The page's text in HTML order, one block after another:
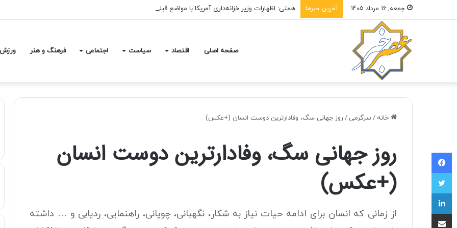
جمعه, 16 مرداد 1405 آخرین خبرها همتی: اظهارات وزیر خزانه‌داری آمریکا با مواضع قبلی وی متناقض است
صفحه اصلی اقتصاد سیاست اجتماعی فرهنگ و هنر ورزش
خانه /سرگرمی / روز جهانی سگ، وفادارترین دوست انسان (+عکس)
روز جهانی سگ، وفادارترین دوست انسان
(+عکس)
از زمانی که انسان برای ادامه حیات نیاز به شکار، نگهبانی، چوپانی، راهنمایی، ردیابی و … داشته